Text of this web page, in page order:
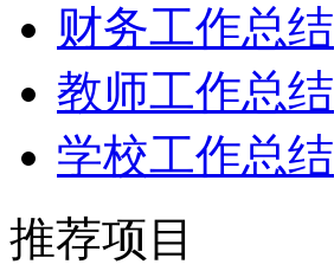
财务工作总结
教师工作总结
学校工作总结
推荐项目